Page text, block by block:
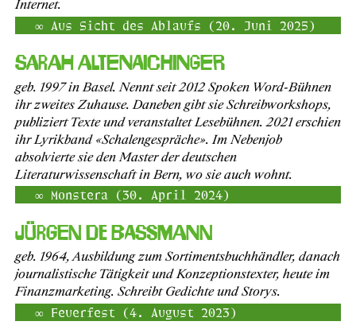
Internet.
Aus Sicht des Ablaufs (20. Juni 2025)
Sarah Altenaichinger
geb. 1997 in Basel. Nennt seit 2012 Spoken Word-Bühnen
ihr zweites Zuhause. Daneben gibt sie Schreibworkshops,
publiziert Texte und veranstaltet Lesebühnen. 2021 erschien
ihr Lyrikband «Schalengespräche». Im Nebenjob
absolvierte sie den Master der deutschen
Literaturwissenschaft in Bern, wo sie auch wohnt.
Monstera (30. April 2024)
Jürgen de Bassmann
geb. 1964, Ausbildung zum Sortimentsbuchhändler, danach
journalistische Tätigkeit und Konzeptionstexter, heute im
Finanzmarketing. Schreibt Gedichte und Storys.
Feuerfest (4. August 2023)